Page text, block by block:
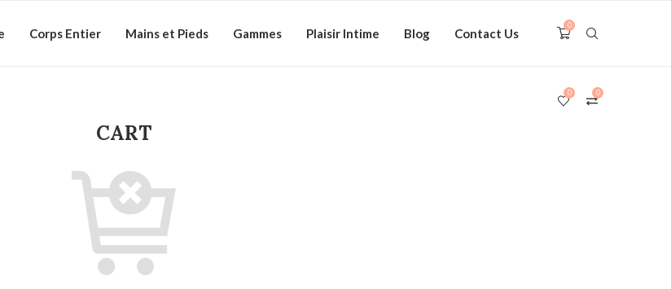
Corps Entier Mains et Pieds Gammes Plaisir Intime Blog Contact Us
0
0
0
CART